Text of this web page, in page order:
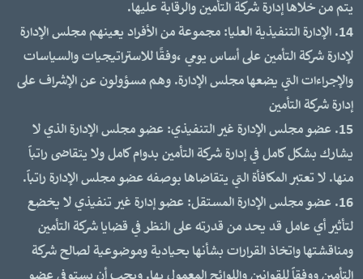
يتم من خلاها إدارة شركة التأمين والرقابة عليها.
14. الإدارة التنفيذية العليا: مجموعة من الأفراد يعينهم مجلس الإدارة
لإدارة شركة التأمين على أساس يومي ،وفقًا للاستراتيجيات والسياسات
والإجراءات التي يضعها مجلس الإدارة. وهم مسؤولون عن الإشراف على
إدارة شركة التأمين
15. عضو مجلس الإدارة غير التنفيذي: عضو مجلس الإدارة الذي لا
يشارك بشكل كامل في إدارة شركة التأمين بدوام كامل ولا يتقاضى راتباً
منها. لا تعتبر المكافأة التي يتقاضاها بوصفه عضو مجلس الإدارة راتباً.
16. عضو مجلس الإدارة المستقل: عضو إدارة غير تنفيذي لا يخضع
لتأثير أي عامل قد يحد من قدرته على النظر في قضايا شركة التأمين
ومناقشتها واتخاذ القرارات بشأنها بحيادية وموضوعية لصالح شركة